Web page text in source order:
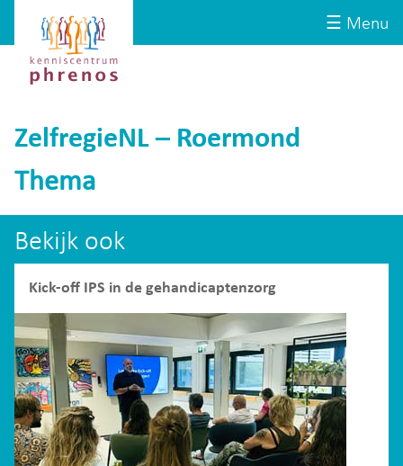
☰ Menu
Kenniscentrum
Phrenos
website
ZelfregieNL – Roermond
Thema
Bekijk ook
Kick-off IPS in de gehandicaptenzorg